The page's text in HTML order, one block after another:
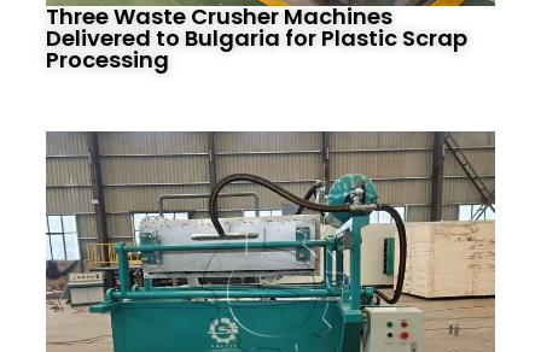
Three Waste Crusher Machines
Delivered to Bulgaria for Plastic Scrap
Processing